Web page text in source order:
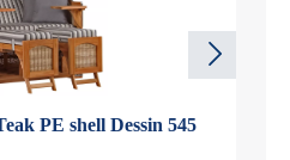
PE shell Dessin 545